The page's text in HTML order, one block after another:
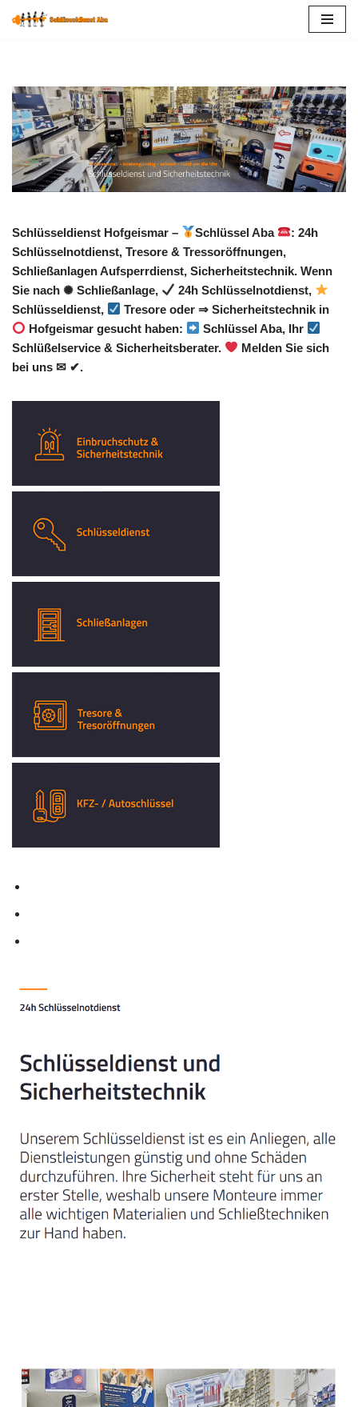
Schlüsseldienst Hofgeismar – Schlüssel Aba
: 24h
Schlüsselnotdienst, Tresore & Tressoröffnungen,
Schließanlagen Aufsperrdienst, Sicherheitstechnik. Wenn
Sie nach ✺ Schließanlage,
24h Schlüsselnotdienst,
Schlüsseldienst,
Tresore oder ⇒ Sicherheitstechnik in
Hofgeismar gesucht haben:
Schlüssel Aba, Ihr
Schlüßelservice & Sicherheitsberater.
Melden Sie sich
bei uns ✉ ✔.